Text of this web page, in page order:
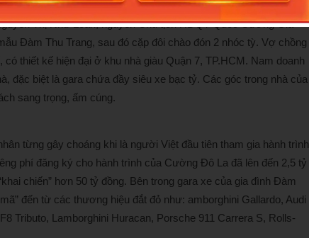
Thị Như Loan, nguyên Chủ tịch HĐQT Quốc Cường Gia
Đàm Thu Trang, sau đó cặp đôi chào đón 2 nhóc tỳ. Vợ chồng
thiết kế hiện đại ở khu nhà giàu Quận 7, TP.HCM. Nam doanh
đặc biệt là gara chứa đầy siêu xe bạc tỷ. Các góc trong nhà của
sang trọng, ấm cúng.
từng gây choáng khi là người Việt đầu tiên tham gia hành trình
phí đăng ký cho hành trình của Cường Đô La đã lên đến 2,5 tỷ
chiến” hơn 50 tỷ đồng. Bên trong gara xe của gia đình Đàm
đến từ các thương hiệu đắt đỏ như: amborghini Gallardo, Audi
Tributo, Lamborghini Huracan, Porsche 911 Carrera S, Rolls-